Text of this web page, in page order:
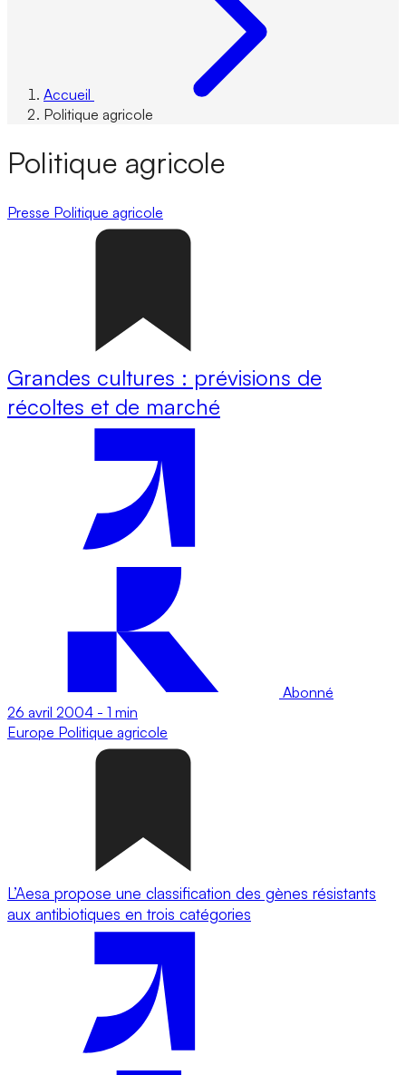
Accueil
Politique agricole
Politique agricole
Presse Politique agricole
Grandes cultures : prévisions de
récoltes et de marché
Abonné
26 avril 2004 - 1 min
Europe Politique agricole
L’Aesa propose une classification des gènes résistants
aux antibiotiques en trois catégories